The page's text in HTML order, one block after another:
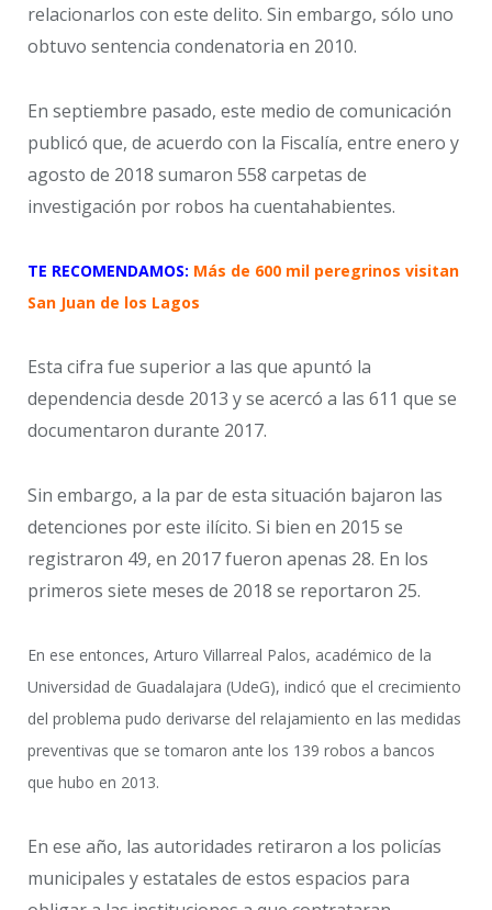
relacionarlos con este delito. Sin embargo, sólo uno
obtuvo sentencia condenatoria en 2010.
En septiembre pasado, este medio de comunicación
publicó que, de acuerdo con la Fiscalía, entre enero y
agosto de 2018 sumaron 558 carpetas de
investigación por robos ha cuentahabientes.
TE RECOMENDAMOS: Más de 600 mil peregrinos visitan
San Juan de los Lagos
Esta cifra fue superior a las que apuntó la
dependencia desde 2013 y se acercó a las 611 que se
documentaron durante 2017.
Sin embargo, a la par de esta situación bajaron las
detenciones por este ilícito. Si bien en 2015 se
registraron 49, en 2017 fueron apenas 28. En los
primeros siete meses de 2018 se reportaron 25.
En ese entonces, Arturo Villarreal Palos, académico de la
Universidad de Guadalajara (UdeG), indicó que el crecimiento
del problema pudo derivarse del relajamiento en las medidas
preventivas que se tomaron ante los 139 robos a bancos
que hubo en 2013.
En ese año, las autoridades retiraron a los policías
municipales y estatales de estos espacios para